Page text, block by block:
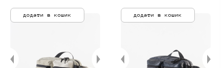
додати в кошик додати в кошик